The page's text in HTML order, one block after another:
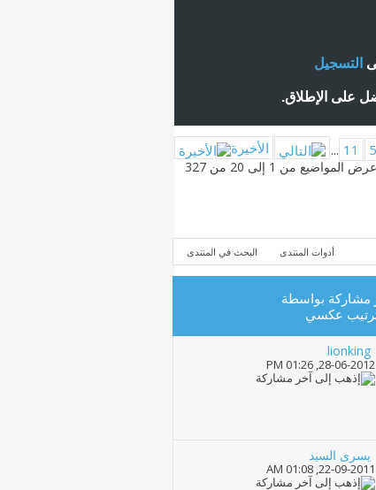
التسجيل
على الإطلاق.
5
11
... الأخيرة
عرض المواضيع من 1 إلى 20 من 327
أدوات المنتدى البحث في المنتدى
مشاركة بواسطة
lionking
28-06-2012,
01:26 PM
يسرى السيد
22-09-2011,
01:08 AM